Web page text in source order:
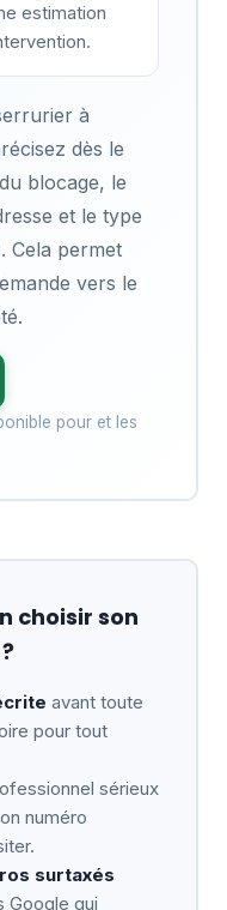
estimation
à
dès le
blocage, le
et le type
Cela permet
vers le
pour et les
choisir son
avant toute
pour tout
sérieux
numéro
surtaxés
Google qui